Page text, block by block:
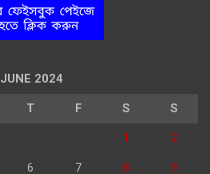
JUNE 2024
T F S S
1 2
6 7 8 9